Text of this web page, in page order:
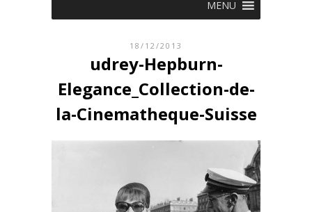
MENU
18/12/2013
udrey-Hepburn-
Elegance_Collection-de-
la-Cinematheque-Suisse